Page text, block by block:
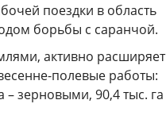
поездки в область
борьбы с саранчой.
активно расширяет
полевые работы:
– зерновыми, 90,4 тыс. га